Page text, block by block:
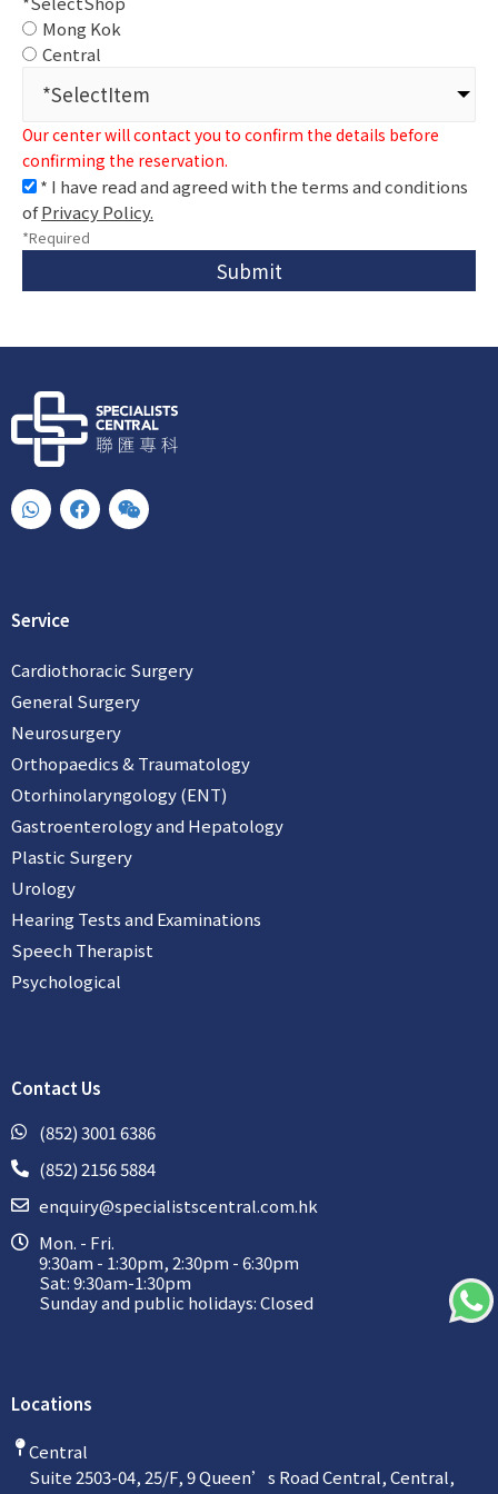
Mong Kok
Central
*SelectItem
Our center will contact you to confirm the details before
confirming the reservation.
* I have read and agreed with the terms and conditions
ofPrivacy Policy.
*Required
Submit
W
h
a
p
F
a
c
W
e
i
Service
Cardiothoracic Surgery
General Surgery
Neurosurgery
Orthopaedics & Traumatology
Otorhinolaryngology (ENT)
Gastroenterology and Hepatology
Plastic Surgery
Urology
Hearing Tests and Examinations
Speech Therapist
Psychological
Contact Us
(852) 3001 6386
(852) 2156 5884
enquiry@specialistscentral.com.hk
Mon. - Fri.
9:30am - 1:30pm, 2:30pm - 6:30pm
Sat: 9:30am-1:30pm
Sunday and public holidays: Closed
Locations
Central
Suite 2503-04, 25/F, 9 Queen’s Road Central, Central,